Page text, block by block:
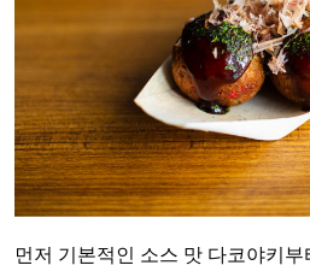
먼저 기본적인 소스 맛 다코야키